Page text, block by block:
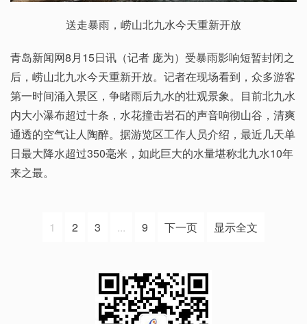
送走暴雨，崂山北九水今天重新开放
青岛新闻网8月15日讯（记者 庞为）受暴雨影响短暂封闭之
后，崂山北九水今天重新开放。记者在现场看到，众多游客
第一时间涌入景区，争睹雨后九水的壮观景象。目前北九水
内大小瀑布超过十条，水花撞击岩石的声音响彻山谷，清爽
通透的空气让人陶醉。据游览区工作人员介绍，最近几天单
日最大降水超过350毫米，如此巨大的水量堪称北九水10年
来之最。
1 2 3 ... 9 下一页 显示全文